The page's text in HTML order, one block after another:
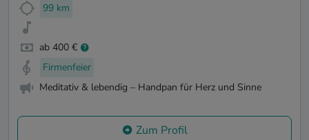
99 km
ab 400 €
Firmenfeier
Meditativ & lebendig – Handpan für Herz und Sinne
Zum Profil